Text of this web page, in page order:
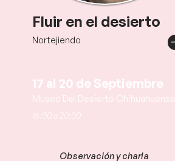
Fluir en el desierto
Nortejiendo
17 al 20 de Septiembre
Museo Del Desierto Chihuahuense
16:00 a 20:00
Observación y charla